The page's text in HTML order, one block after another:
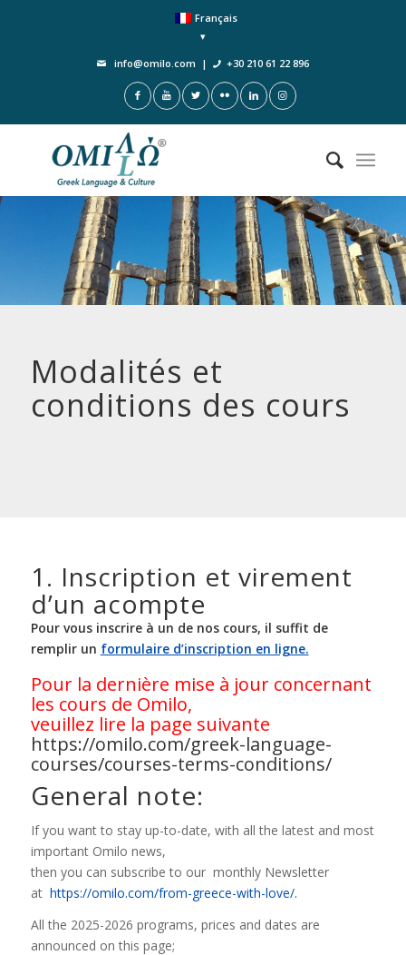
Français
info@omilo.com | +30 210 61 22 896
Modalités et
conditions des cours
1. Inscription et virement
d’un acompte
Pour vous inscrire à un de nos cours, il suffit de
remplir un formulaire d’inscription en ligne.
Pour la dernière mise à jour concernant
les cours de Omilo,
veuillez lire la page suivante
https://omilo.com/greek-language-
courses/courses-terms-conditions/
General note:
If you want to stay up-to-date, with all the latest and most
important Omilo news,
then you can subscribe to our monthly Newsletter
at https://omilo.com/from-greece-with-love/.
All the 2025-2026 programs, prices and dates are
announced on this page;